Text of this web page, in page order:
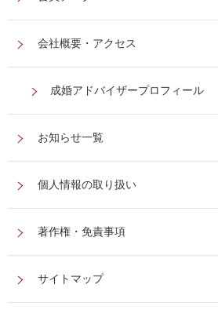
会社概要・アクセス
成婚アドバイザープロフィール
お知らせ一覧
個人情報の取り扱い
著作権・免責事項
サイトマップ